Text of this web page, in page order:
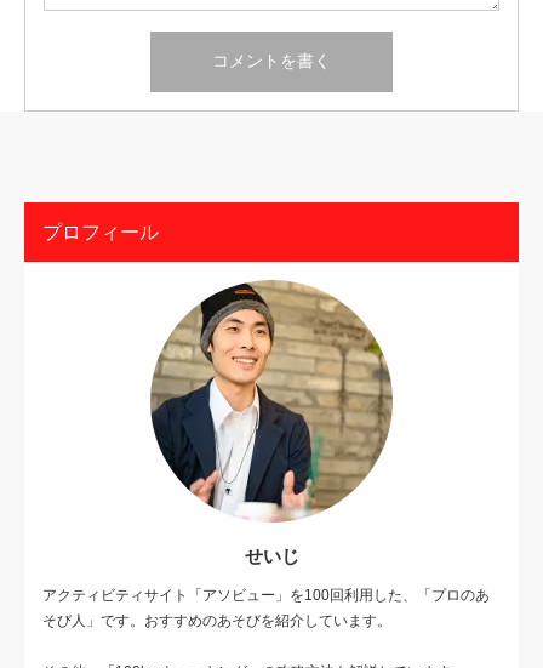
プロフィール
せいじ
アクティビティサイト「アソビュー」を100回利用した、「プロのあ
そび人」です。おすすめのあそびを紹介しています。